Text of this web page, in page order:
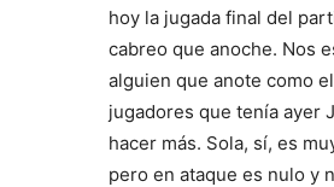
hoy la jugada final del
cabreo que anoche. Nos
alguien que anote como
jugadores que tenía ayer
hacer más. Sola, sí, es
pero en ataque es nulo y